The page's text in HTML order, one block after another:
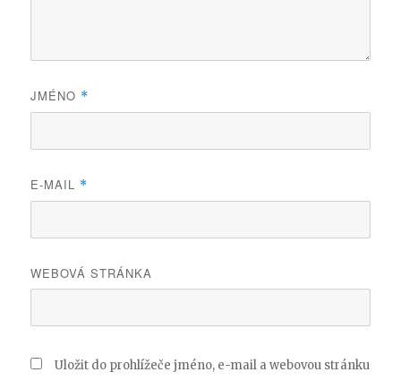
JMÉNO *
E-MAIL *
WEBOVÁ STRÁNKA
Uložit do prohlížeče jméno, e-mail a webovou stránku